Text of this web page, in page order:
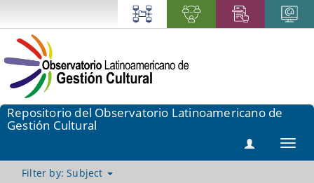
Repositorio del Observatorio Latinoamericano de
Gestión Cultural
Filter by: Subject